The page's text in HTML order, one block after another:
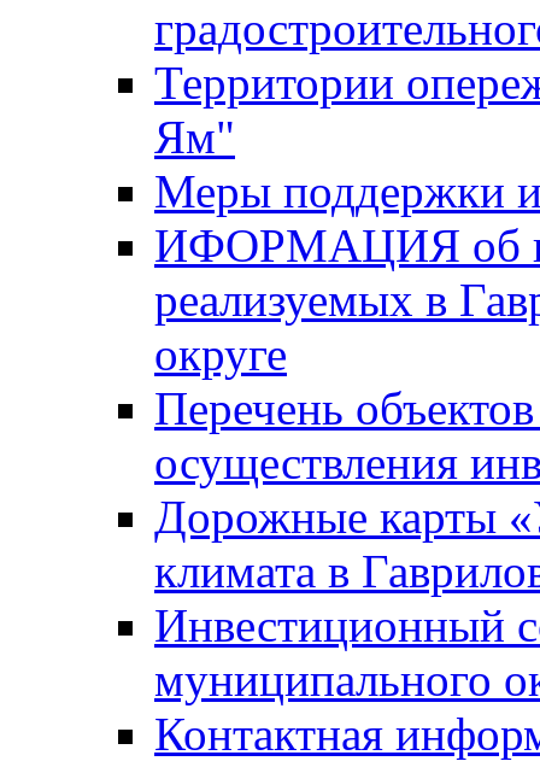
Территории
Ям"
Меры поддержки
ИФОРМАЦИЯ об
реализуемых в
округе
Перечень
осуществления
Дорожные карты
климата в
Инвестиционный
муниципального
Контактная